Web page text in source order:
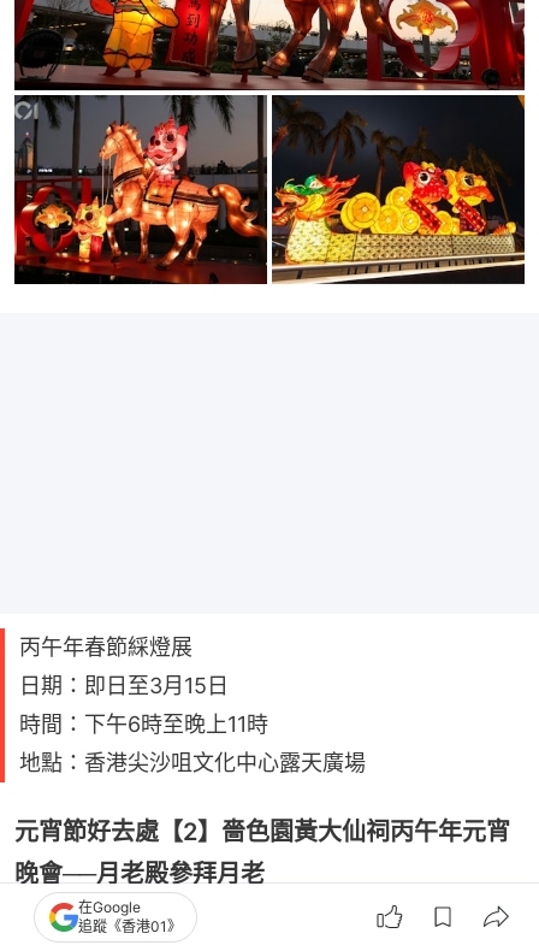
丙午年春節綵燈展
日期：即日至3月15日
時間：下午6時至晚上11時
地點：香港尖沙咀文化中心露天廣場
元宵節好去處【2】嗇色園黃大仙祠丙午年元宵
晚會──月老殿參拜月老
嗇色園黃大仙祠於3月3日延長開放時間至晚上9時，
在Google
追蹤《香港01》